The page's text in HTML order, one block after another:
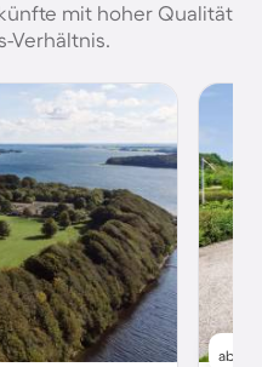
mit hoher Qualität
Verhältnis.
ab